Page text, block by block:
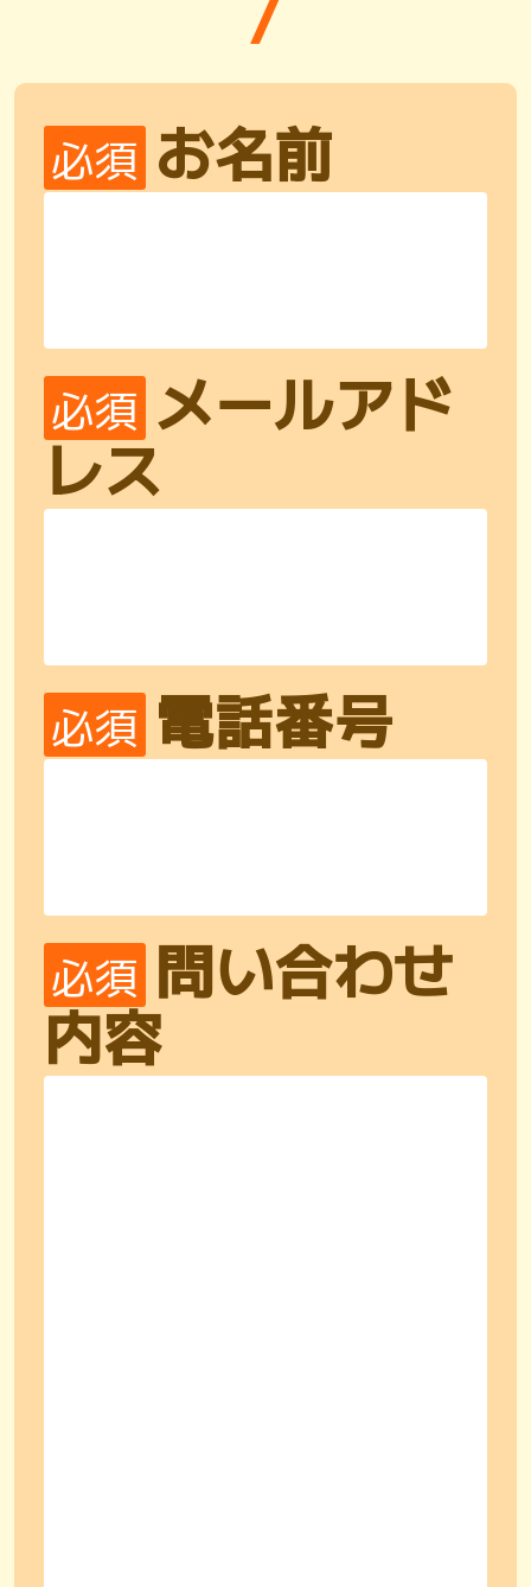
必須 お名前
必須 メールアド
レス
必須 電話番号
必須 問い合わせ
内容